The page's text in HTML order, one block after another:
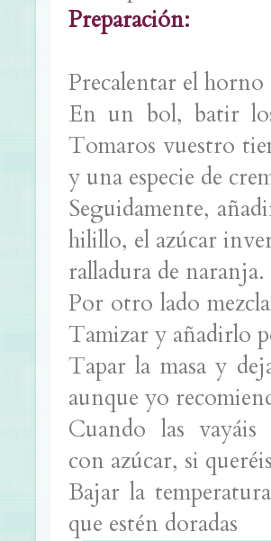
Preparación:
Precalentar el horno
En un bol, batir
Tomaros vuestro
y una especie de
Seguidamente,
hilillo, el azúcar
ralladura de naranja.
Por otro lado
Tamizar y añadirlo
Tapar la masa y
aunque yo
Cuando las
con azúcar, si
Bajar la
que estén doradas